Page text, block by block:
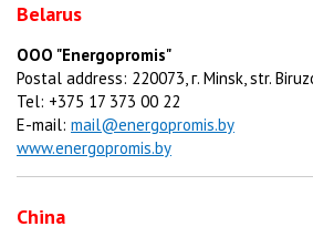
Belarus
OOO "Energopromis"
Postal address: 220073, г. Minsk, str.
Tel: +375 17 373 00 22
E-mail: mail@energopromis.by
www.energopromis.by
China